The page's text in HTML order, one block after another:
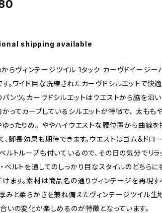
shipping available
らヴィンテージツイル 1タック カーヴドイージー
。ワイド目な洗練されたカーヴドシルエットで快
ンツ。カーヴドシルエットはウエストから脇を沿
ってカーブしているシルエットが特徴で、 太もも
ったりめ。 ややハイウエストな腰位置から曲線を
、脚長効果も期待できます。ウエストはゴム＆ドロ
ルトループも付いているので、その日の気分でリラ
ベルトを通してのしっかり目なスタイルのどちらに
ます。素材は商品名の通りヴィンテージを再現す
みと柔らかさを兼ね備えたヴィンテージツイル生
いの変化が楽しめるのが特徴となっています。